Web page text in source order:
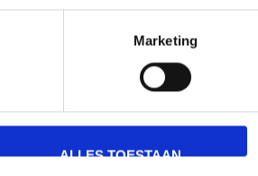
Marketing
ALLES TOESTAAN
JustSit & Shop Antraciet